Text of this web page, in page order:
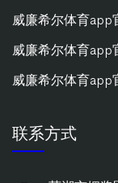
威廉希尔体育app
威廉希尔体育app
威廉希尔体育app
联系方式